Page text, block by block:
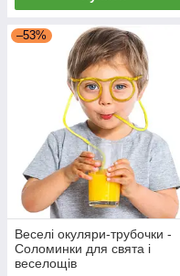
–53%
Веселі окуляри-трубочки -
Соломинки для свята і
веселощів